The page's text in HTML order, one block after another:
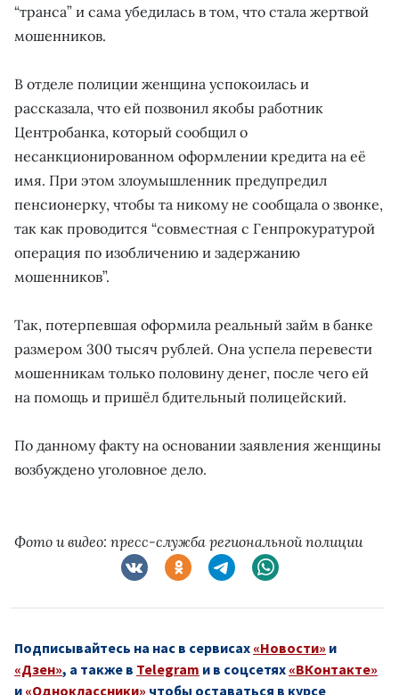
“транса” и сама убедилась в том, что стала жертвой
мошенников.
В отделе полиции женщина успокоилась и
рассказала, что ей позвонил якобы работник
Центробанка, который сообщил о
несанкционированном оформлении кредита на её
имя. При этом злоумышленник предупредил
пенсионерку, чтобы та никому не сообщала о звонке,
так как проводится “совместная с Генпрокуратурой
операция по изобличению и задержанию
мошенников”.
Так, потерпевшая оформила реальный займ в банке
размером 300 тысяч рублей. Она успела перевести
мошенникам только половину денег, после чего ей
на помощь и пришёл бдительный полицейский.
По данному факту на основании заявления женщины
возбуждено уголовное дело.
Фото и видео: пресс-служба региональной полиции
Подписывайтесь на нас в сервисах «Новости» и
«Дзен», а также в Telegram и в соцсетях «ВКонтакте»
и «Одноклассники» чтобы оставаться в курсе